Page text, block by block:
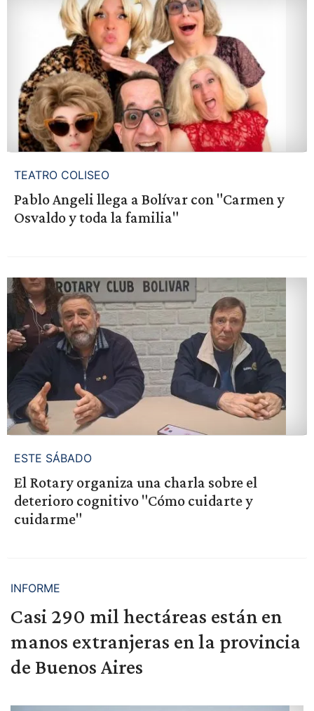
TEATRO COLISEO
Pablo Angeli llega a Bolívar con "Carmen y
Osvaldo y toda la familia"
ESTE SÁBADO
El Rotary organiza una charla sobre el
deterioro cognitivo "Cómo cuidarte y
cuidarme"
INFORME
Casi 290 mil hectáreas están en
manos extranjeras en la provincia
de Buenos Aires